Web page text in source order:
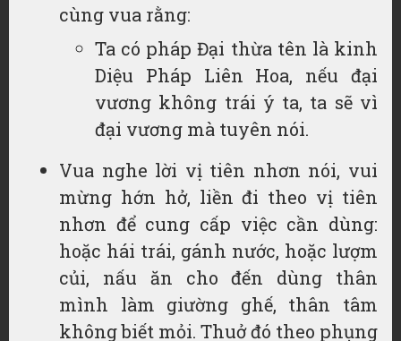
cùng vua rằng:
Ta có pháp Đại thừa tên là kinh
Diệu Pháp Liên Hoa, nếu đại
vương không trái ý ta, ta sẽ vì
đại vương mà tuyên nói.
Vua nghe lời vị tiên nhơn nói, vui
mừng hớn hở, liền đi theo vị tiên
nhơn để cung cấp việc cần dùng:
hoặc hái trái, gánh nước, hoặc lượm
củi, nấu ăn cho đến dùng thân
mình làm giường ghế, thân tâm
không biết mỏi. Thuở đó theo phụng